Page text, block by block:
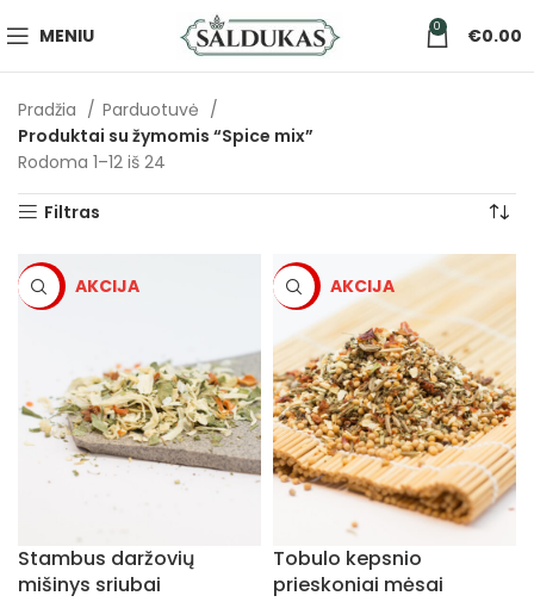
MENIU 0 €0.00
Pradžia
Parduotuvė
Produktai su žymomis “Spice mix”
Rodoma 1–12 iš 24
Filtras
-5%
Stambus daržovių
mišinys sriubai
-5%
Tobulo kepsnio
prieskoniai mėsai